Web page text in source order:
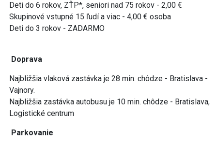
Deti do 6 rokov, ZŤP*, seniori nad 75 rokov - 2,00 €
Skupinové vstupné 15 ľudí a viac - 4,00 € osoba
Deti do 3 rokov - ZADARMO
Doprava
Najbližšia vlaková zastávka je 28 min. chôdze - Bratislava -
Vajnory.
Najbližšia zastávka autobusu je 10 min. chôdze - Bratislava,
Logistické centrum
Parkovanie